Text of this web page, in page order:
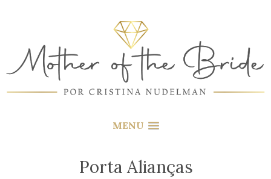
MENU
Porta Alianças